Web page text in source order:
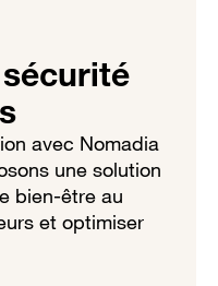
avec Nomadia
une solution
bien-être au
et optimiser